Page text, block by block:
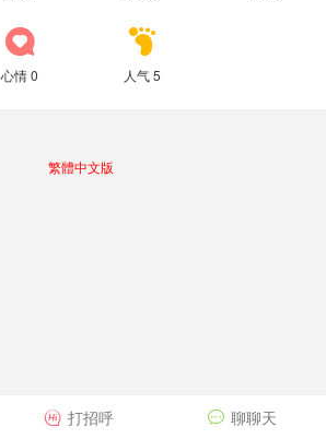

心情 0

人气 5
 打招呼  聊聊天
繁體中文版